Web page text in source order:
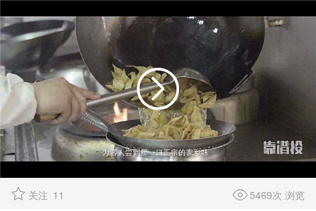
关注 11 5469次 浏览